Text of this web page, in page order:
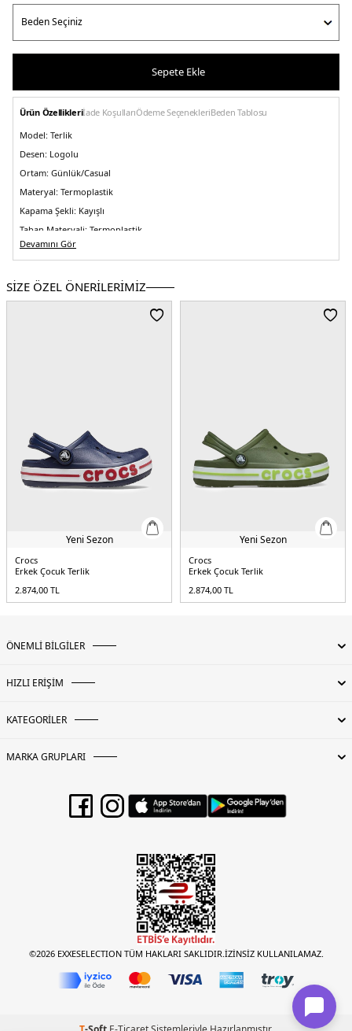
Sepete Ekle
Ürün Özellikleriİade KoşullarıÖdeme SeçenekleriBeden Tablosu
Model: Terlik
Desen: Logolu
Ortam: Günlük/Casual
Materyal: Termoplastik
Kapama Şekli: Kayışlı
Taban Materyali: Termoplastik
Burun Tipi:Yuvarlak Burun
Topuk Tipi:Düz
Yaş Grubu:Çocuk
Devamını Gör
SİZE ÖZEL ÖNERİLERİMİZ
Yeni Sezon
Crocs
Erkek Çocuk Terlik
2.874,00 TL
Yeni Sezon
Crocs
Erkek Çocuk Terlik
2.874,00 TL
ÖNEMLİ BİLGİLER
HIZLI ERİŞİM
KATEGORİLER
MARKA GRUPLARI
©2026 EXXESELECTION TÜM HAKLARI SAKLIDIR.İZİNSİZ KULLANILAMAZ.